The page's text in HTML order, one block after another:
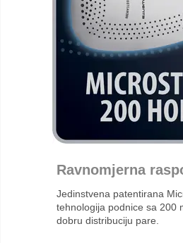
Ravnomjerna
Jedinstvena patentirana
tehnologija podnice sa 200
dobru distribuciju pare.